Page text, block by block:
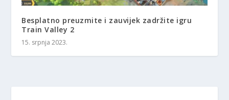
Besplatno preuzmite i zauvijek zadržite igru ​​
Train Valley 2
15. srpnja 2023.